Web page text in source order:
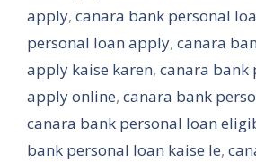
apply, canara bank personal
personal loan apply, canara
apply kaise karen, canara bank
apply online, canara bank
canara bank personal loan
bank personal loan kaise le,